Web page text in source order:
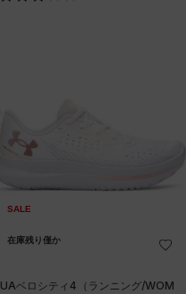
SALE
在庫残り僅か
UAベロシティ4（ランニング/WOM